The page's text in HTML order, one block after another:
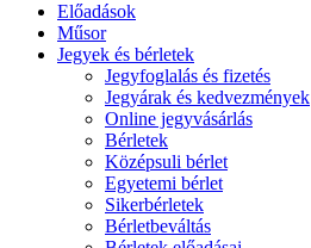
Előadások
Műsor
Jegyek és bérletek
Jegyfoglalás és fizetés
Jegyárak és kedvezmények
Online jegyvásárlás
Bérletek
Középsuli bérlet
Egyetemi bérlet
Sikerbérletek
Bérletbeváltás